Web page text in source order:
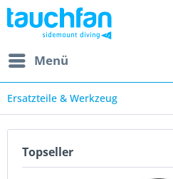
Menü
Ersatzteile & Werkzeug
Topseller